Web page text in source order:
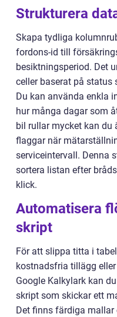
Strukturera
Skapa tydliga
fordons-id till
besiktningsperiod. Det
celler baserat på status
Du kan använda enkla
hur många dagar som
bil rullar mycket kan du
flaggar när
serviceintervall. Denna
sortera listan efter
klick.
Automatisera
skript
För att slippa titta i
kostnadsfria tillägg
Google Kalkylark kan
skript som skickar ett
Det finns färdiga